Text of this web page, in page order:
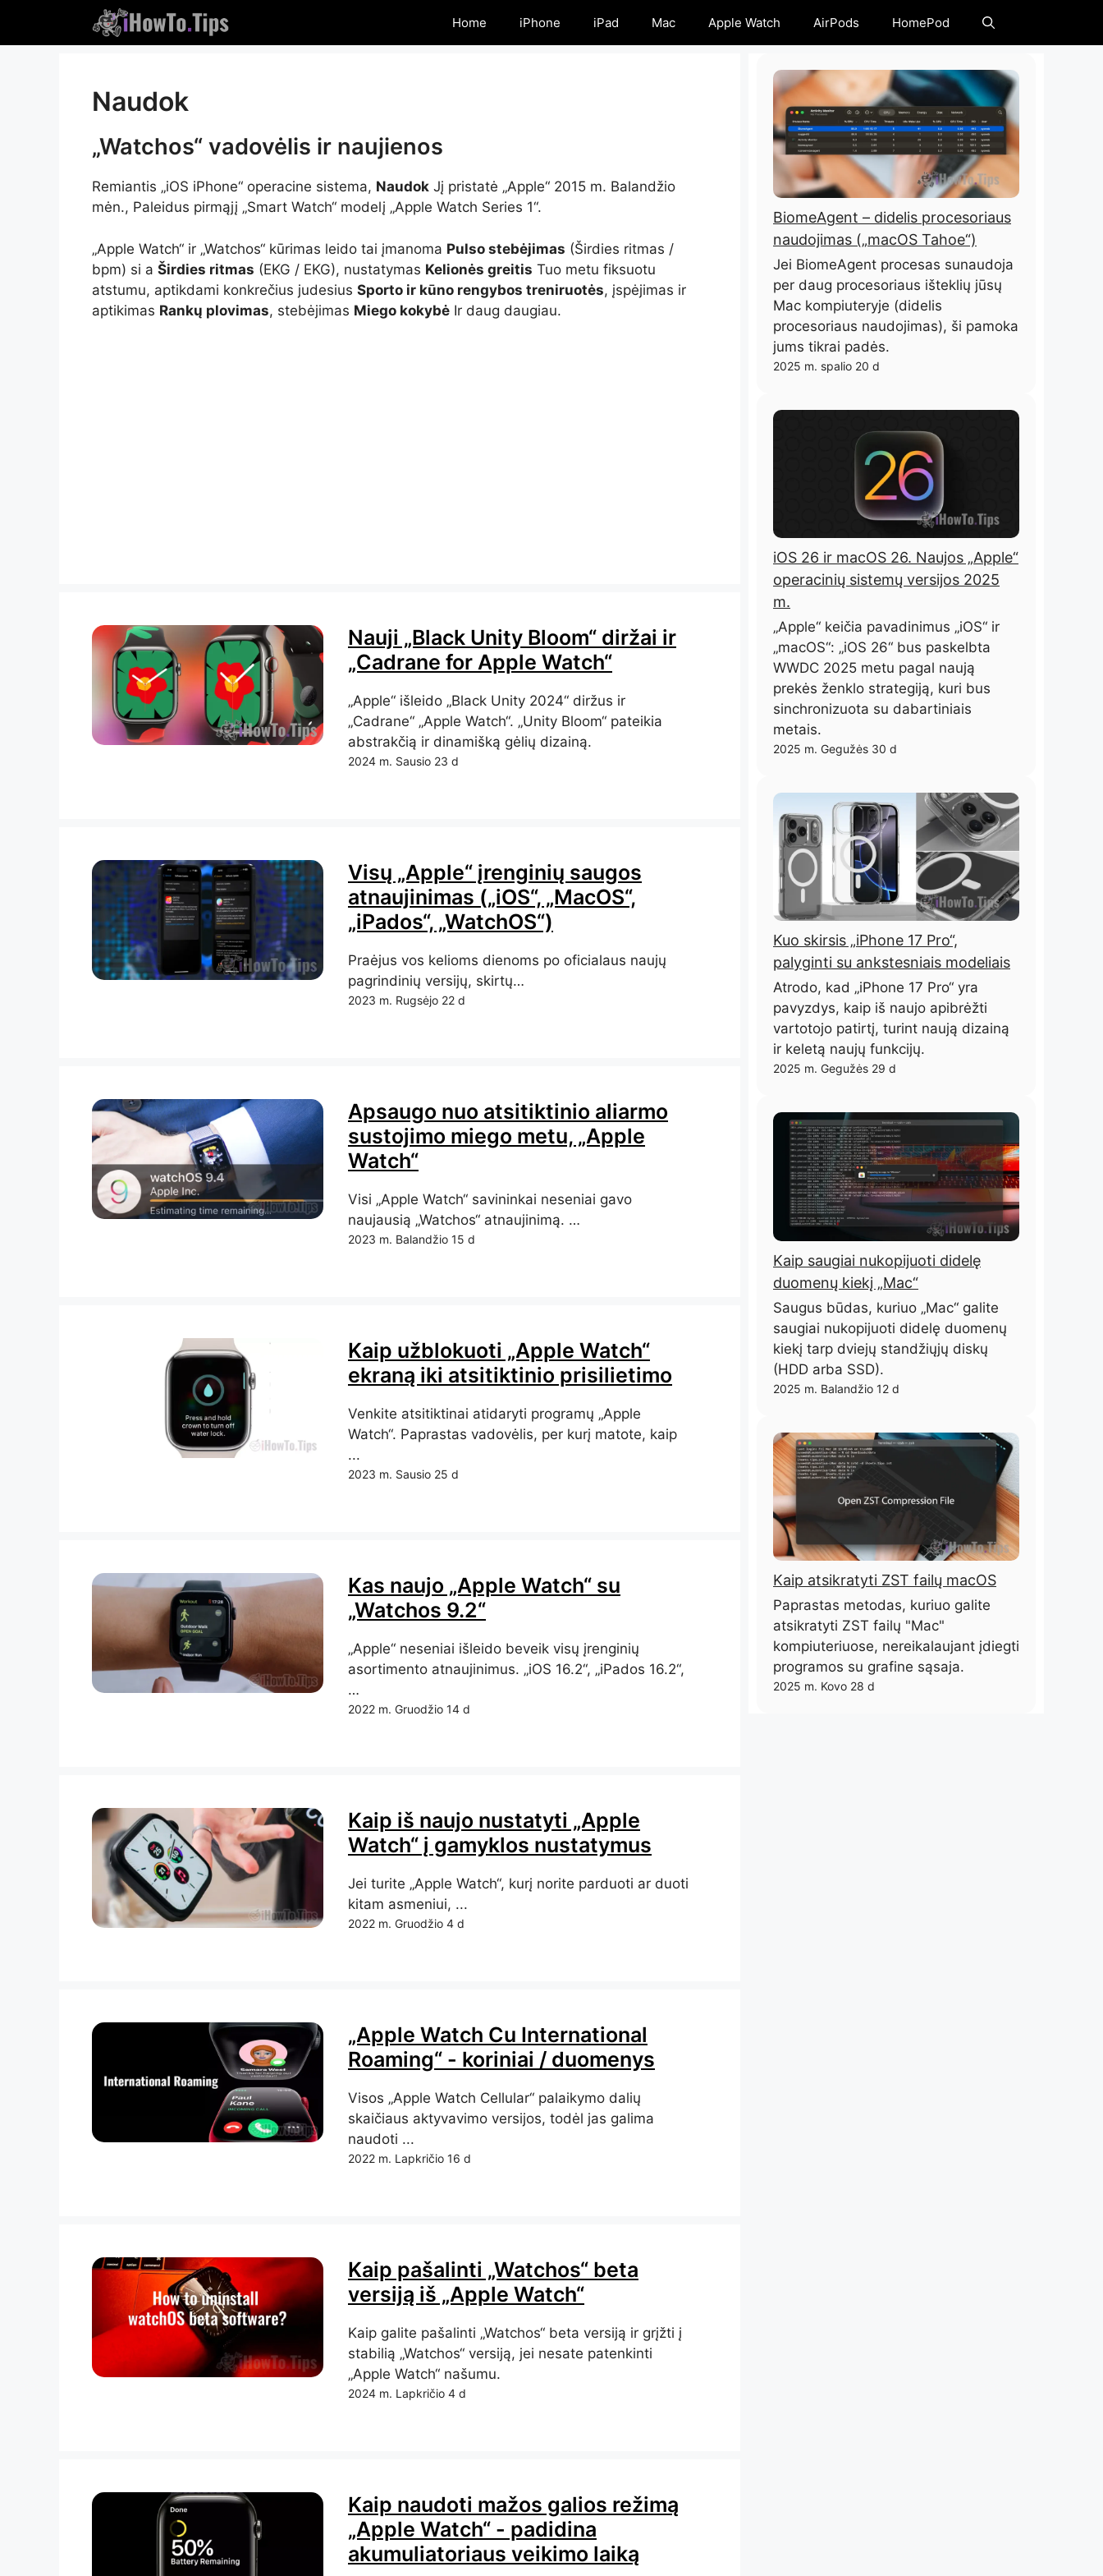
turinio
Home iPhone iPad Mac Apple Watch AirPods HomePod
Naudok
„Watchos“ vadovėlis ir naujienos
Remiantis „iOS iPhone“ operacine sistema, Naudok Jį pristatė „Apple“ 2015 m. Balandžio
mėn., Paleidus pirmąjį „Smart Watch“ modelį „Apple Watch Series 1“.
„Apple Watch“ ir „Watchos“ kūrimas leido tai įmanoma Pulso stebėjimas (Širdies ritmas /
bpm) si a Širdies ritmas (EKG / EKG), nustatymas Kelionės greitis Tuo metu fiksuotu
atstumu, aptikdami konkrečius judesius Sporto ir kūno rengybos treniruotės, įspėjimas ir
aptikimas Rankų plovimas, stebėjimas Miego kokybė Ir daug daugiau.
Nauji „Black Unity Bloom“ diržai ir
„Cadrane for Apple Watch“
„Apple“ išleido „Black Unity 2024“ diržus ir
„Cadrane“ „Apple Watch“. „Unity Bloom“ pateikia
abstrakčią ir dinamišką gėlių dizainą.
2024 m. Sausio 23 d
Visų „Apple“ įrenginių saugos
atnaujinimas („iOS“, „MacOS“,
„iPados“, „WatchOS“)
Praėjus vos kelioms dienoms po oficialaus naujų
pagrindinių versijų, skirtų…
2023 m. Rugsėjo 22 d
Apsaugo nuo atsitiktinio aliarmo
sustojimo miego metu, „Apple
Watch“
Visi „Apple Watch“ savininkai neseniai gavo
naujausią „Watchos“ atnaujinimą. …
2023 m. Balandžio 15 d
Kaip užblokuoti „Apple Watch“
ekraną iki atsitiktinio prisilietimo
Venkite atsitiktinai atidaryti programų „Apple
Watch“. Paprastas vadovėlis, per kurį matote, kaip
...
2023 m. Sausio 25 d
Kas naujo „Apple Watch“ su
„Watchos 9.2“
„Apple“ neseniai išleido beveik visų įrenginių
asortimento atnaujinimus. „iOS 16.2“, „iPados 16.2“,
…
2022 m. Gruodžio 14 d
Kaip iš naujo nustatyti „Apple
Watch“ į gamyklos nustatymus
Jei turite „Apple Watch“, kurį norite parduoti ar duoti
kitam asmeniui, ...
2022 m. Gruodžio 4 d
„Apple Watch Cu International
Roaming“ - koriniai / duomenys
Visos „Apple Watch Cellular“ palaikymo dalių
skaičiaus aktyvavimo versijos, todėl jas galima
naudoti ...
2022 m. Lapkričio 16 d
Kaip pašalinti „Watchos“ beta
versiją iš „Apple Watch“
Kaip galite pašalinti „Watchos“ beta versiją ir grįžti į
stabilią „Watchos“ versiją, jei nesate patenkinti
„Apple Watch“ našumu.
2024 m. Lapkričio 4 d
Kaip naudoti mažos galios režimą
„Apple Watch“ - padidina
akumuliatoriaus veikimo laiką
BiomeAgent – ​​didelis procesoriaus
naudojimas („macOS Tahoe“)
Jei BiomeAgent procesas sunaudoja
per daug procesoriaus išteklių jūsų
Mac kompiuteryje (didelis
procesoriaus naudojimas), ši pamoka
jums tikrai padės.
2025 m. spalio 20 d
iOS 26 ir macOS 26. Naujos „Apple“
operacinių sistemų versijos 2025
m.
„Apple“ keičia pavadinimus „iOS“ ir
„macOS“: „iOS 26“ bus paskelbta
WWDC 2025 metu pagal naują
prekės ženklo strategiją, kuri bus
sinchronizuota su dabartiniais
metais.
2025 m. Gegužės 30 d
Kuo skirsis „iPhone 17 Pro“,
palyginti su ankstesniais modeliais
Atrodo, kad „iPhone 17 Pro“ yra
pavyzdys, kaip iš naujo apibrėžti
vartotojo patirtį, turint naują dizainą
ir keletą naujų funkcijų.
2025 m. Gegužės 29 d
Kaip saugiai nukopijuoti didelę
duomenų kiekį „Mac“
Saugus būdas, kuriuo „Mac“ galite
saugiai nukopijuoti didelę duomenų
kiekį tarp dviejų standžiųjų diskų
(HDD arba SSD).
2025 m. Balandžio 12 d
Kaip atsikratyti ZST failų macOS
Paprastas metodas, kuriuo galite
atsikratyti ZST failų "Mac"
kompiuteriuose, nereikalaujant įdiegti
programos su grafine sąsaja.
2025 m. Kovo 28 d